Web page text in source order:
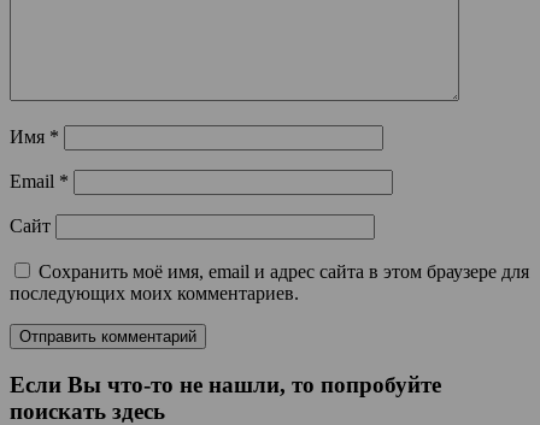
Имя *
Email *
Сайт
Сохранить моё имя, email и адрес сайта в этом браузере для
последующих моих комментариев.
Если Вы что-то не нашли, то попробуйте
поискать здесь